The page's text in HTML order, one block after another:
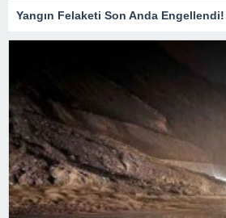
Yangın Felaketi Son Anda Engellendi!